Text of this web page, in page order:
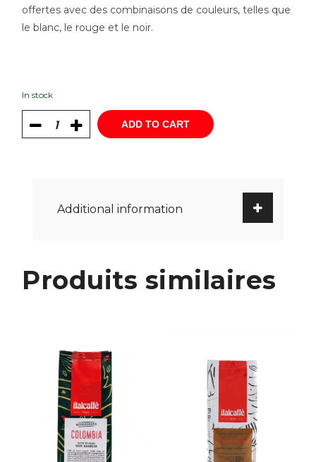
offertes avec des combinaisons de couleurs, telles que
le blanc, le rouge et le noir.
In stock
ADD TO CART
Additional information
Produits similaires